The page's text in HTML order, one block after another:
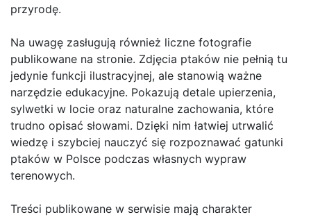
przyrodę.
Na uwagę zasługują również liczne fotografie
publikowane na stronie. Zdjęcia ptaków nie pełnią tu
jedynie funkcji ilustracyjnej, ale stanowią ważne
narzędzie edukacyjne. Pokazują detale upierzenia,
sylwetki w locie oraz naturalne zachowania, które
trudno opisać słowami. Dzięki nim łatwiej utrwalić
wiedzę i szybciej nauczyć się rozpoznawać gatunki
ptaków w Polsce podczas własnych wypraw
terenowych.
Treści publikowane w serwisie mają charakter